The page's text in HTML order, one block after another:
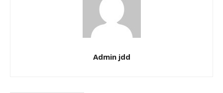
Admin jdd